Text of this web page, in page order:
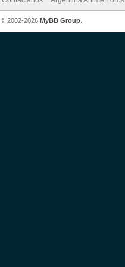
, © 2002-2026 MyBB Group